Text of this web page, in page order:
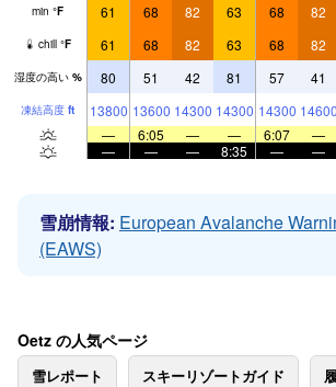
min °F 61 68 82 63 68 82
chill °F 61 68 82 63 68 82
湿度の高い % 80 51 42 81 57 41
凍結高度 ft 13800 13600 14300 14300 14300 14600
—
6:05 — — 6:07 —
—
— — 8:35 — —
雪崩情報: European Avalanche
(EAWS)
Oetz の人気ページ
雪レポート スキーリゾートガイド